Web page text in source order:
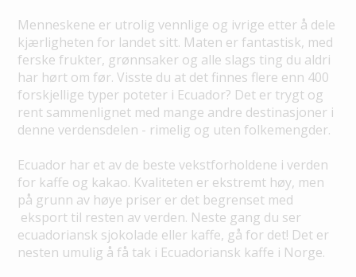
Menneskene er utrolig vennlige og ivrige etter å dele
kjærligheten for landet sitt. Maten er fantastisk, med
ferske frukter, grønnsaker og alle slags ting du aldri
har hørt om før. Visste du at det finnes flere enn 400
forskjellige typer poteter i Ecuador? Det er trygt og
rent sammenlignet med mange andre destinasjoner i
denne verdensdelen - rimelig og uten folkemengder.
Ecuador har et av de beste vekstforholdene i verden
for kaffe og kakao. Kvaliteten er ekstremt høy, men
på grunn av høye priser er det begrenset med
eksport til resten av verden. Neste gang du ser
ecuadoriansk sjokolade eller kaffe, gå for det! Det er
nesten umulig å få tak i Ecuadoriansk kaffe i Norge.